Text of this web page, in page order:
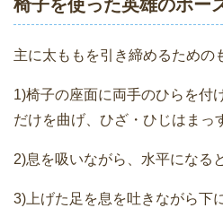
椅子を使った英雄のポー
主に太ももを引き締めるための
1)椅子の座面に両手のひらを付
だけを曲げ、ひざ・ひじはまっ
2)息を吸いながら、水平になる
3)上げた足を息を吐きながら下